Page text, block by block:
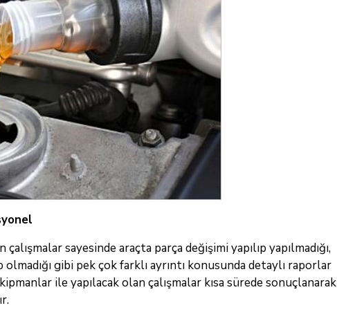
sayesinde araçta parça değişimi yapılıp yapılmadığı,
gibi pek çok farklı ayrıntı konusunda detaylı raporlar
ile yapılacak olan çalışmalar kısa sürede sonuçlanarak